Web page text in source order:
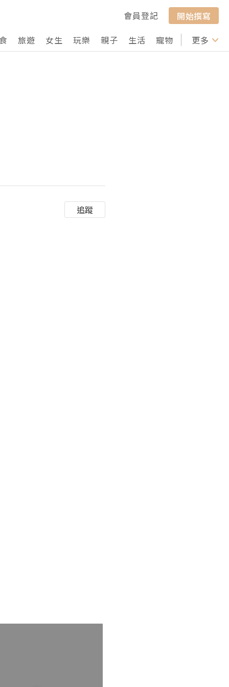
會員登記
開始撰寫
旅遊 女生 玩樂 親子 生活 寵物 行山 打卡
更多
追蹤